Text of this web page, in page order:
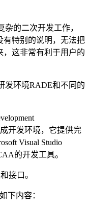
的二次开发工作，
有特别的说明，无法把
这非常有利于用户的
发环境RADE和不同的
开发环境，它提供完
Visual Studio
的开发工具。
接口。
下内容：